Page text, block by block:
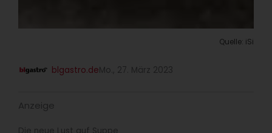
Quelle: iSi
blgastro.deMo., 27. März 2023
Anzeige
Die neue Lust auf Suppe